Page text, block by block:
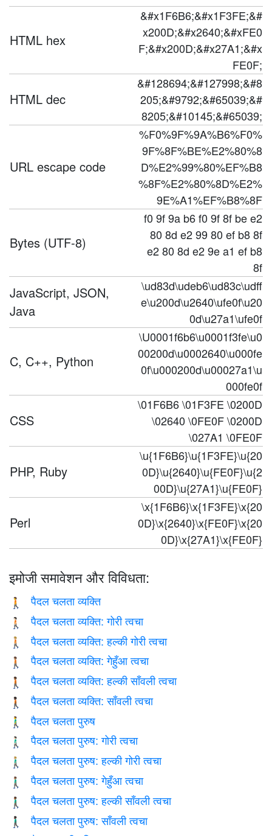
HTML hex
&#x1F6B6;&#x1F3FE;&#
x200D;&#x2640;&#xFE0
F;&#x200D;&#x27A1;&#x
FE0F;
HTML dec
&#128694;&#127998;&#8
205;&#9792;&#65039;&#
8205;&#10145;&#65039;
URL escape code
%F0%9F%9A%B6%F0%
9F%8F%BE%E2%80%8
D%E2%99%80%EF%B8
%8F%E2%80%8D%E2%
9E%A1%EF%B8%8F
Bytes (UTF-8)
f0 9f 9a b6 f0 9f 8f be e2
80 8d e2 99 80 ef b8 8f
e2 80 8d e2 9e a1 ef b8
8f
JavaScript, JSON,
Java
\ud83d\udeb6\ud83c\udff
e\u200d\u2640\ufe0f\u20
0d\u27a1\ufe0f
C, C++, Python
\U0001f6b6\u0001f3fe\u0
00200d\u0002640\u000fe
0f\u000200d\u00027a1\u
000fe0f
CSS
\01F6B6 \01F3FE \0200D
\02640 \0FE0F \0200D
\027A1 \0FE0F
PHP, Ruby
\u{1F6B6}\u{1F3FE}\u{20
0D}\u{2640}\u{FE0F}\u{2
00D}\u{27A1}\u{FE0F}
Perl
\x{1F6B6}\x{1F3FE}\x{20
0D}\x{2640}\x{FE0F}\x{20
0D}\x{27A1}\x{FE0F}
इमोजी समावेशन और विविधता:
🚶 पैदल चलता व्यक्ति
🚶🏻 पैदल चलता व्यक्ति: गोरी त्वचा
🚶🏼 पैदल चलता व्यक्ति: हल्की गोरी त्वचा
🚶🏽 पैदल चलता व्यक्ति: गेहुँआ त्वचा
🚶🏾 पैदल चलता व्यक्ति: हल्की साँवली त्वचा
🚶🏿 पैदल चलता व्यक्ति: साँवली त्वचा
🚶‍♂️ पैदल चलता पुरुष
🚶🏻‍♂️ पैदल चलता पुरुष: गोरी त्वचा
🚶🏼‍♂️ पैदल चलता पुरुष: हल्की गोरी त्वचा
🚶🏽‍♂️ पैदल चलता पुरुष: गेहुँआ त्वचा
🚶🏾‍♂️ पैदल चलता पुरुष: हल्की साँवली त्वचा
🚶🏿‍♂️ पैदल चलता पुरुष: साँवली त्वचा